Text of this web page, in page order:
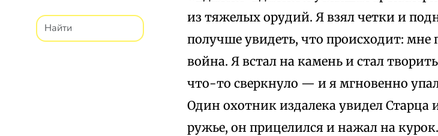
из тяжелых орудий. Я взял четки и
получше увидеть, что происходит: мне
война. Я встал на камень и стал
что-то сверкнуло — и я мгновенно
Один охотник издалека увидел Старца
ружье, он прицелился и нажал на